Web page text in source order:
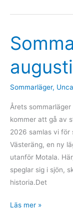
Sommarläger,
Årets
kommer att gå av
2026 samlas vi för
Västeräng, en ny
utanför Motala.
speglar sig i sjön,
historia.Det
Sommarläger
Läs mer »